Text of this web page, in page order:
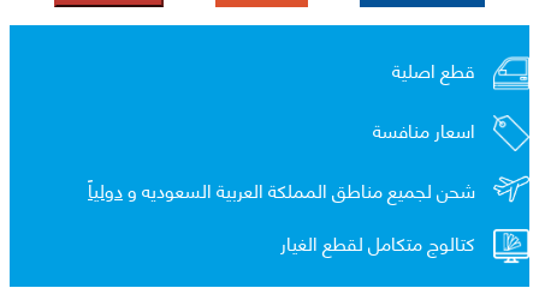
قطع اصلية
اسعار منافسة
شحن لجميع مناطق المملكة العربية السعوديه ودولياً
كتالوج متكامل لقطع الغيار